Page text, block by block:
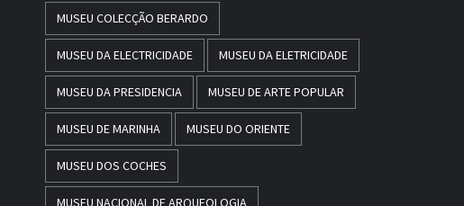
MUSEU COLECÇÃO BERARDO
MUSEU DA ELECTRICIDADE MUSEU DA ELETRICIDADE
MUSEU DA PRESIDENCIA MUSEU DE ARTE POPULAR
MUSEU DE MARINHA MUSEU DO ORIENTE
MUSEU DOS COCHES
MUSEU NACIONAL DE ARQUEOLOGIA